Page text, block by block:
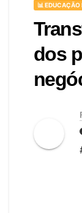
📊
dos